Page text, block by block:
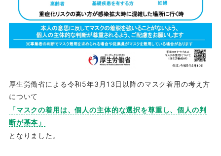
厚生労働省による令和5年3月13日以降のマスク着用の考え方
について
「マスクの着用は、個人の主体的な選択を尊重し、個人の判
断が基本」
となりました。